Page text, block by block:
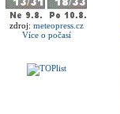
zdroj: meteopress.cz
Více o počasí